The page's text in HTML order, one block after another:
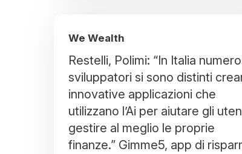
We Wealth
Restelli, Polimi: “In Italia
sviluppatori si sono distinti
innovative applicazioni che
utilizzano l’Ai per aiutare gli
gestire al meglio le proprie
finanze.” Gimme5, app di